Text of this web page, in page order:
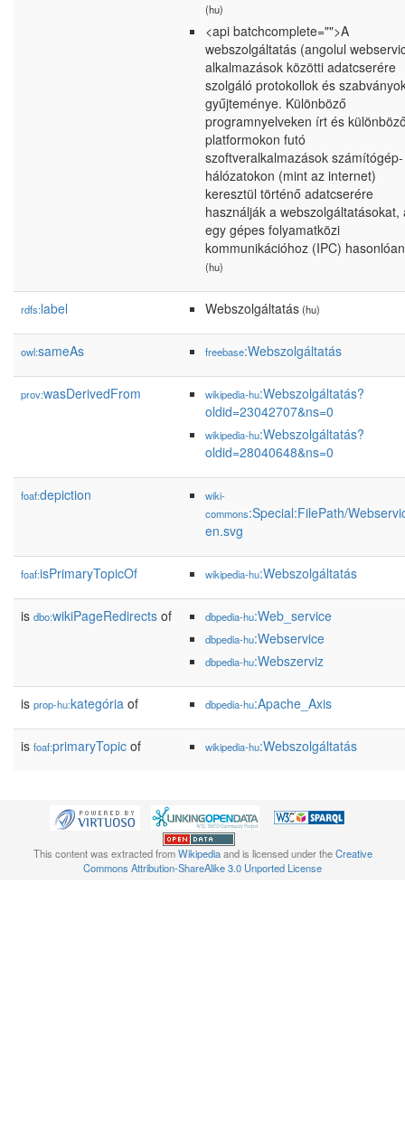
(hu)
<api batchcomplete="">A
webszolgáltatás (angolul
alkalmazások közötti adatcserére
szolgáló protokollok és
gyűjteménye. Különböző
programnyelveken írt és
platformokon futó
szoftveralkalmazások számítógép-
hálózatokon (mint az internet)
keresztül történő adatcserére
használják a webszolgáltatásokat,
egy gépes folyamatközi
kommunikációhoz (IPC)
(hu)
rdfs:label Webszolgáltatás(hu)
owl:sameAs freebase:Webszolgáltatás
prov:wasDerivedFrom wikipedia-hu:Webszolgáltatás?
oldid=23042707&ns=0
wikipedia-hu:Webszolgáltatás?
oldid=28040648&ns=0
foaf:depiction
wiki-
commons:Special:FilePath/
en.svg
foaf:isPrimaryTopicOf wikipedia-hu:Webszolgáltatás
is dbo:wikiPageRedirects of dbpedia-hu:Web_service
dbpedia-hu:Webservice
dbpedia-hu:Webszerviz
is prop-hu:kategória of dbpedia-hu:Apache_Axis
is foaf:primaryTopic of wikipedia-hu:Webszolgáltatás
This content was extracted fromWikipediaand is licensed under theCreative
Commons Attribution-ShareAlike 3.0 Unported License